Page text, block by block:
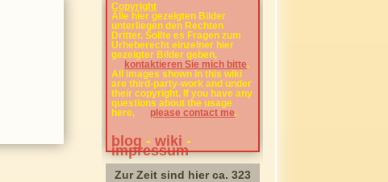
Copyright
Alle hier gezeigten Bilder
unterliegen den Rechten
Dritter. Sollte es Fragen zum
Urheberecht einzelner hier
gezeigter Bilder geben,
kontaktieren Sie mich bitte.
All images shown in this wiki
are third-party-work and under
their copyright. If you have any
questions about the usage
here,
please contact me.
blog -wiki -
impressum
Zur Zeit sind hier ca. 323